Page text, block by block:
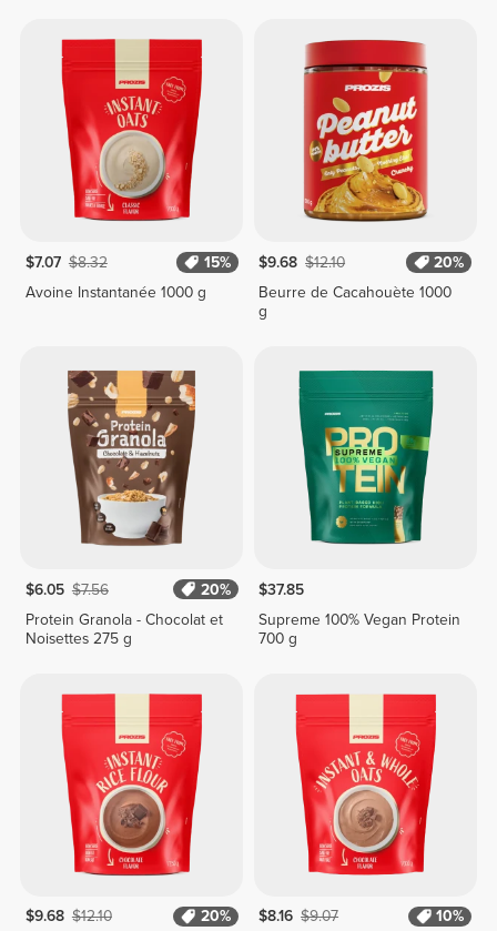
$7.07 $8.32
15%
Avoine Instantanée 1000 g
$9.68 $12.10
20%
Beurre de Cacahouète 1000
g
$6.05 $7.56
20%
Protein Granola - Chocolat et
Noisettes 275 g
$37.85
Supreme 100% Vegan Protein
700 g
$9.68 $12.10
20%
$8.16 $9.07
10%